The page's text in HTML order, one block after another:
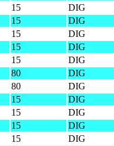
15
DIG
15
DIG
15
DIG
15
DIG
15
DIG
80
DIG
80
DIG
15
DIG
15
DIG
15
DIG
15
DIG